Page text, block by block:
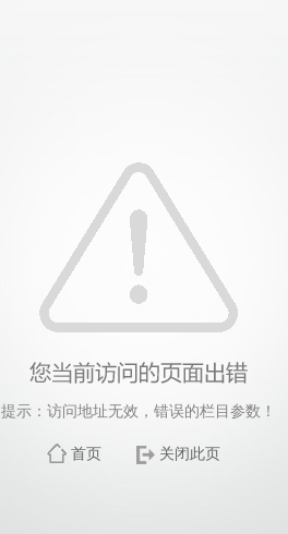
提示：访问地址无效，错误的栏目参数！
首页 关闭此页